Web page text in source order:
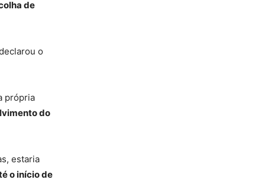
de
o
própria
do
estaria
o início de